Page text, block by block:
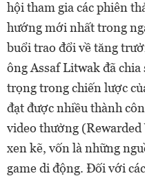
hội tham gia các phiên
hướng mới nhất trong
buổi trao đổi về tăng
ông Assaf Litwak đã chia
trọng trong chiến lược
đạt được nhiều thành
video thưởng (Rewarded
xen kẽ, vốn là những
game di động. Đối với